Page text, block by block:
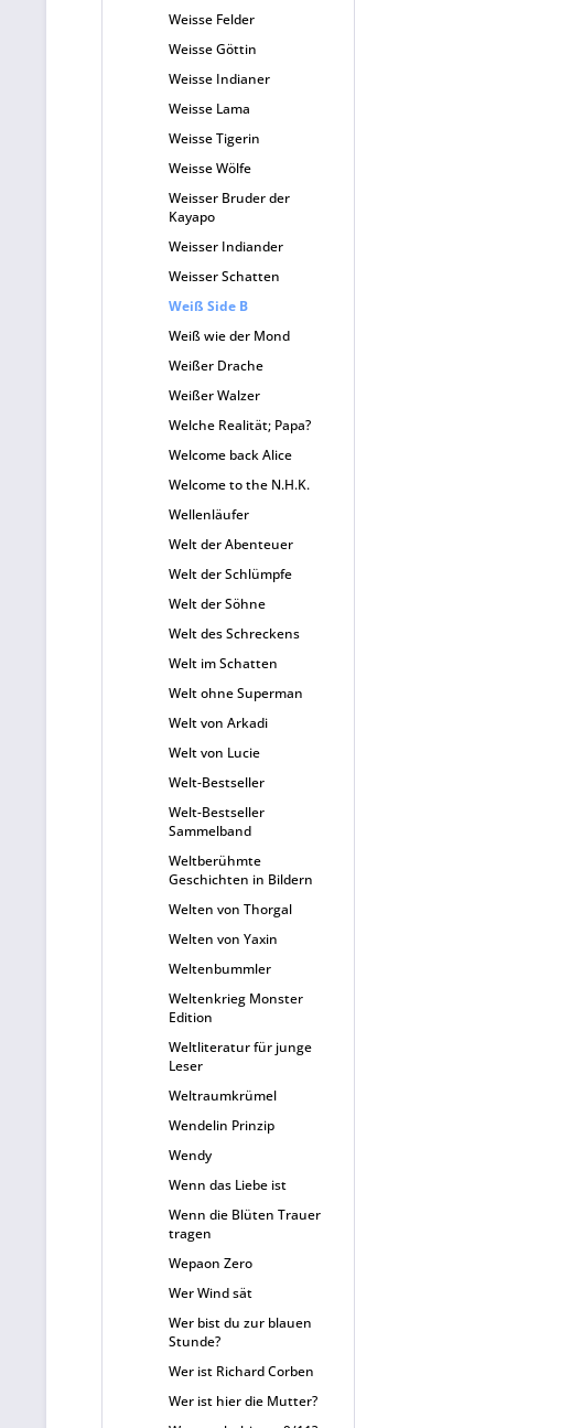
Weisse Felder
Weisse Göttin
Weisse Indianer
Weisse Lama
Weisse Tigerin
Weisse Wölfe
Weisser Bruder der
Kayapo
Weisser Indiander
Weisser Schatten
Weiß Side B
Weiß wie der Mond
Weißer Drache
Weißer Walzer
Welche Realität; Papa?
Welcome back Alice
Welcome to the N.H.K.
Wellenläufer
Welt der Abenteuer
Welt der Schlümpfe
Welt der Söhne
Welt des Schreckens
Welt im Schatten
Welt ohne Superman
Welt von Arkadi
Welt von Lucie
Welt-Bestseller
Welt-Bestseller
Sammelband
Weltberühmte
Geschichten in Bildern
Welten von Thorgal
Welten von Yaxin
Weltenbummler
Weltenkrieg Monster
Edition
Weltliteratur für junge
Leser
Weltraumkrümel
Wendelin Prinzip
Wendy
Wenn das Liebe ist
Wenn die Blüten Trauer
tragen
Wepaon Zero
Wer Wind sät
Wer bist du zur blauen
Stunde?
Wer ist Richard Corben
Wer ist hier die Mutter?